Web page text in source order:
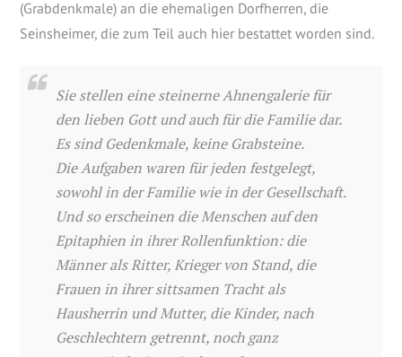
(Grabdenkmale) an die ehemaligen Dorfherren, die
Seinsheimer, die zum Teil auch hier bestattet worden sind.
Sie stellen eine steinerne Ahnengalerie für
den lieben Gott und auch für die Familie dar.
Es sind Gedenkmale, keine Grabsteine.
Die Aufgaben waren für jeden festgelegt,
sowohl in der Familie wie in der Gesellschaft.
Und so erscheinen die Menschen auf den
Epitaphien in ihrer Rollenfunktion: die
Männer als Ritter, Krieger von Stand, die
Frauen in ihrer sittsamen Tracht als
Hausherrin und Mutter, die Kinder, nach
Geschlechtern getrennt, noch ganz